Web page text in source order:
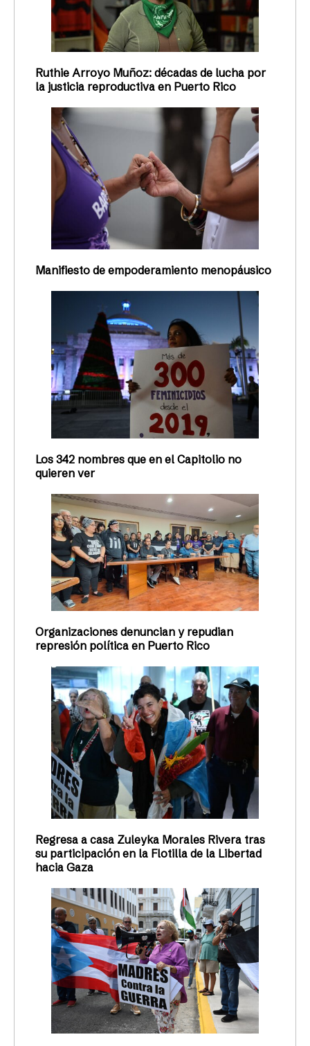
Ruthie Arroyo Muñoz: décadas de lucha por
la justicia reproductiva en Puerto Rico
Manifiesto de empoderamiento menopáusico
Los 342 nombres que en el Capitolio no
quieren ver
Organizaciones denuncian y repudian
represión política en Puerto Rico
Regresa a casa Zuleyka Morales Rivera tras
su participación en la Flotilla de la Libertad
hacia Gaza